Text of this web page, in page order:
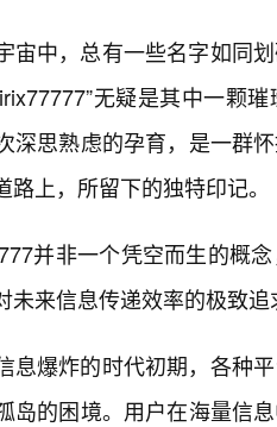
宙中，总有一些名字如同
无疑是其中一颗
深思熟虑的孕育，是一群
上，所留下的独特印记。
并非一个凭空而生的概
来信息传递效率的极致追
息爆炸的时代初期，各种
岛的困境。用户在海量信